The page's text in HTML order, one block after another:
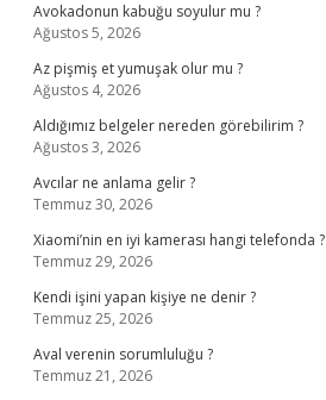
Avokadonun kabuğu soyulur mu ?
Ağustos 5, 2026
Az pişmiş et yumuşak olur mu ?
Ağustos 4, 2026
Aldığımız belgeler nereden görebilirim ?
Ağustos 3, 2026
Avcılar ne anlama gelir ?
Temmuz 30, 2026
Xiaomi’nin en iyi kamerası hangi telefonda ?
Temmuz 29, 2026
Kendi işini yapan kişiye ne denir ?
Temmuz 25, 2026
Aval verenin sorumluluğu ?
Temmuz 21, 2026